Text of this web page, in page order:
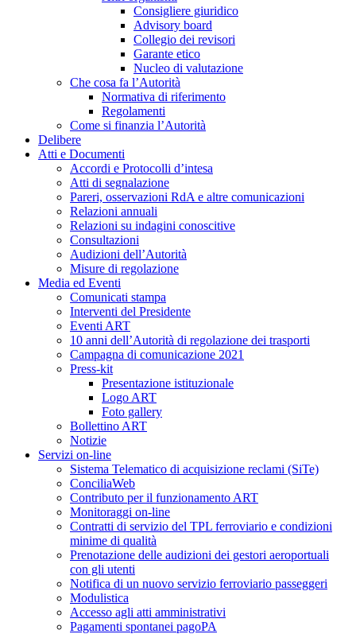
Consigliere giuridico
Advisory board
Collegio dei revisori
Garante etico
Nucleo di valutazione
Che cosa fa l’Autorità
Normativa di riferimento
Regolamenti
Come si finanzia l’Autorità
Delibere
Atti e Documenti
Accordi e Protocolli d’intesa
Atti di segnalazione
Pareri, osservazioni RdA e altre comunicazioni
Relazioni annuali
Relazioni su indagini conoscitive
Consultazioni
Audizioni dell’Autorità
Misure di regolazione
Media ed Eventi
Comunicati stampa
Interventi del Presidente
Eventi ART
10 anni dell’Autorità di regolazione dei trasporti
Campagna di comunicazione 2021
Press-kit
Presentazione istituzionale
Logo ART
Foto gallery
Bollettino ART
Notizie
Servizi on-line
Sistema Telematico di acquisizione reclami (SiTe)
ConciliaWeb
Contributo per il funzionamento ART
Monitoraggi on-line
Contratti di servizio del TPL ferroviario e condizioni
minime di qualità
Prenotazione delle audizioni dei gestori aeroportuali
con gli utenti
Notifica di un nuovo servizio ferroviario passeggeri
Modulistica
Accesso agli atti amministrativi
Pagamenti spontanei pagoPA